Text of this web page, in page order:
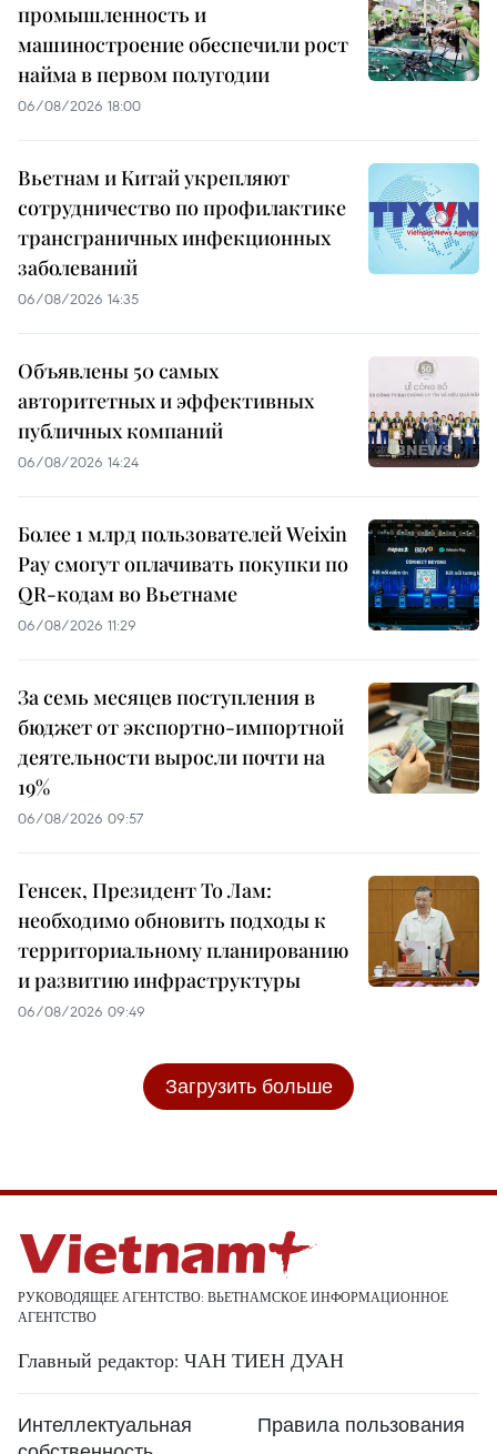
промышленность и
машиностроение обеспечили рост
найма в первом полугодии
06/08/2026 18:00
Вьетнам и Китай укрепляют
сотрудничество по профилактике
трансграничных инфекционных
заболеваний
06/08/2026 14:35
Объявлены 50 самых
авторитетных и эффективных
публичных компаний
06/08/2026 14:24
Более 1 млрд пользователей Weixin
Pay смогут оплачивать покупки по
QR-кодам во Вьетнаме
06/08/2026 11:29
За семь месяцев поступления в
бюджет от экспортно-импортной
деятельности выросли почти на
19%
06/08/2026 09:57
Генсек, Президент То Лам:
необходимо обновить подходы к
территориальному планированию
и развитию инфраструктуры
06/08/2026 09:49
Загрузить больше
РУКОВОДЯЩЕЕ АГЕНТСТВО: ВЬЕТНАМСКОЕ ИНФОРМАЦИОННОЕ
АГЕНТСТВО
Главный редактор: ЧАН ТИЕН ДУАН
Интеллектуальная
Правила пользования